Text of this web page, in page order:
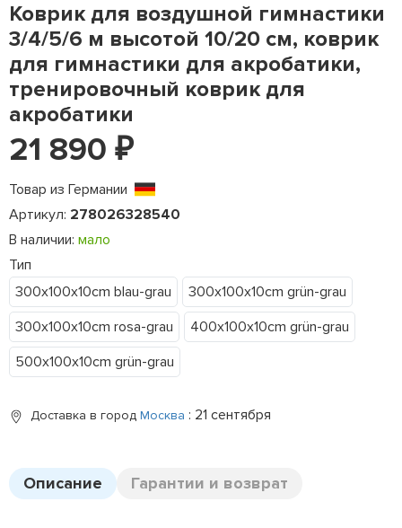
Коврик для воздушной гимнастики
3/4/5/6 м высотой 10/20 см, коврик
для гимнастики для акробатики,
тренировочный коврик для
акробатики
21 890 ₽
Товар из Германии
Артикул: 278026328540
В наличии: мало
Тип
300x100x10cm blau-grau
300x100x10cm grün-grau
300x100x10cm rosa-grau
400x100x10cm grün-grau
500x100x10cm grün-grau
Доставка в город Москва : 21 сентября
Описание Гарантии и возврат